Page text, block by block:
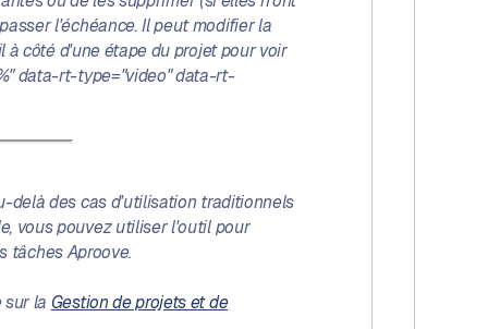
l'échéance. Il peut modifier la
côté d'une étape du projet pour voir
data-rt-type="video" data-rt-
delà des cas d'utilisation traditionnels
vous pouvez utiliser l'outil pour
tâches Aproove.
sur la Gestion de projets et de